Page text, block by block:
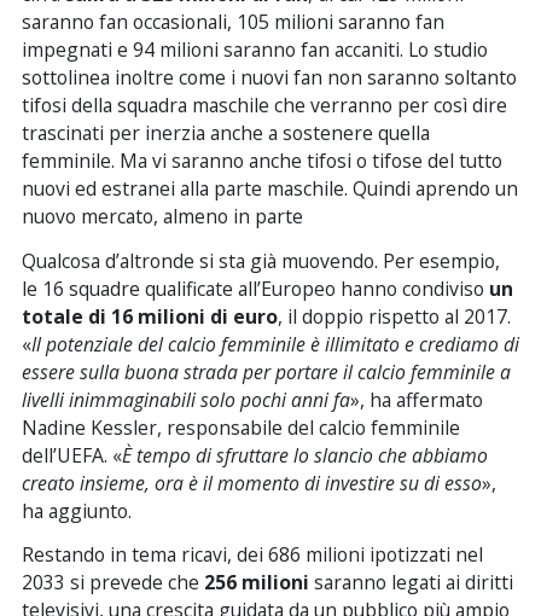
saranno fan occasionali, 105 milioni saranno fan
impegnati e 94 milioni saranno fan accaniti. Lo studio
sottolinea inoltre come i nuovi fan non saranno soltanto
tifosi della squadra maschile che verranno per così dire
trascinati per inerzia anche a sostenere quella
femminile. Ma vi saranno anche tifosi o tifose del tutto
nuovi ed estranei alla parte maschile. Quindi aprendo un
nuovo mercato, almeno in parte
Qualcosa d’altronde si sta già muovendo. Per esempio,
le 16 squadre qualificate all’Europeo hanno condiviso un
totale di 16 milioni di euro, il doppio rispetto al 2017.
«Il potenziale del calcio femminile è illimitato e crediamo di
essere sulla buona strada per portare il calcio femminile a
livelli inimmaginabili solo pochi anni fa», ha affermato
Nadine Kessler, responsabile del calcio femminile
dell’UEFA. «È tempo di sfruttare lo slancio che abbiamo
creato insieme, ora è il momento di investire su di esso»,
ha aggiunto.
Restando in tema ricavi, dei 686 milioni ipotizzati nel
2033 si prevede che 256 milioni saranno legati ai diritti
televisivi, una crescita guidata da un pubblico più ampio